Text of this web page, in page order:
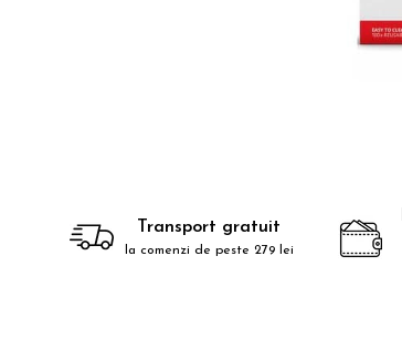
Transport gratuit
la comenzi de peste 279 lei